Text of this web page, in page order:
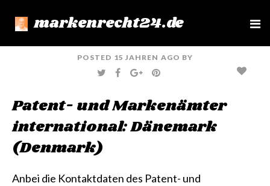
markenrecht24.de
e
POSTED 15 JAHREN AGO BY
T
W
E
F
A
B
O
K
G
O
E
P
I
E
R
S
T
Patent- und Markenämter
international: Dänemark
(Denmark)
Anbei die Kontaktdaten des Patent- und